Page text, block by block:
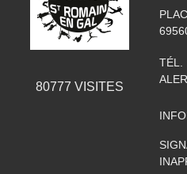
80777 VISITES
TÉL.